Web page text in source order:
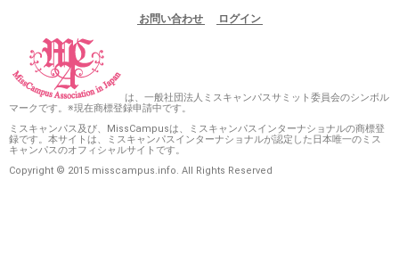
お問い合わせ ログイン
は、一般社団法人ミスキャンパスサミット委員会のシンボル
マークです。※現在商標登録申請中です。
ミスキャンパス及び、MissCampusは、ミスキャンパスインターナショナルの商標登
録です。本サイトは、ミスキャンパスインターナショナルが認定した日本唯一のミス
キャンパスのオフィシャルサイトです。
Copyright © 2015 misscampus.info. All Rights Reserved